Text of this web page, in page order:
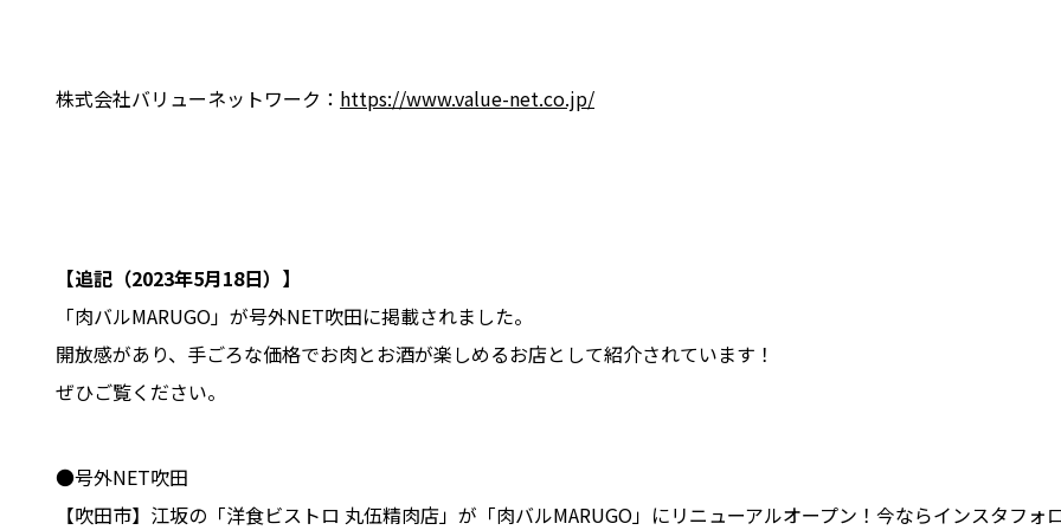
株式会社バリューネットワーク： https://www.value-net.co.jp/
【追記（2023年5月18日）】
「肉バルMARUGO」が号外NET吹田に掲載されました。
開放感があり、手ごろな価格でお肉とお酒が楽しめるお店として紹介されています！
ぜひご覧ください。
●号外NET吹田
【吹田市】江坂の「洋食ビストロ 丸伍精肉店」が「肉バルMARUGO」にリニューアルオープン！今ならインスタフ